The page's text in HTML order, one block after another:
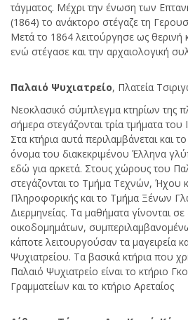
τάγματος. Μέχρι την ένωση των
(1864) το ανάκτορο στέγαζε τη
Μετά το 1864 λειτούργησε ως θερινή
ενώ στέγασε και την αρχαιολογική
Παλαιό Ψυχιατρείο, Πλατεία
Νεοκλασικό σύμπλεγμα κτηρίων της
σήμερα στεγάζονται τρία τμήματα του
Στα κτήρια αυτά περιλαμβάνεται και
όνομα του διακεκριμένου Έλληνα
εδώ για αρκετά. Στους χώρους του
στεγάζονται το Τμήμα Τεχνών, Ήχου
Πληροφορικής και το Τμήμα Ξένων
Διερμηνείας. Τα μαθήματα γίνονται
οικοδομημάτων,
κάποτε λειτουργούσαν τα μαγειρεία
Ψυχιατρείου. Τα βασικά κτήρια που
Παλαιό Ψυχιατρείο είναι το κτήριο
Γραμματείων και το κτήριο Αρεταίος